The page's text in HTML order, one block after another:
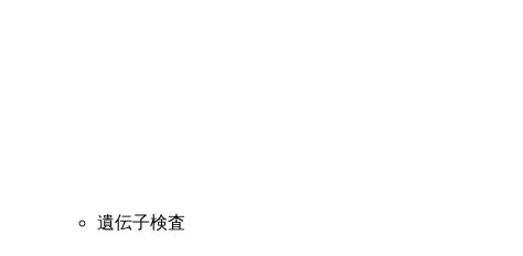
遺伝子検査